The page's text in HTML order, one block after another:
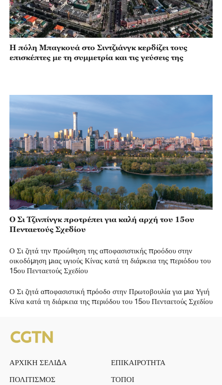
Η πόλη Μπαγκουά στο Σιντζιάνγκ κερδίζει τους
επισκέπτες με τη συμμετρία και τις γεύσεις της
Ο Σι Τζινπίνγκ προτρέπει για καλή αρχή του 15ου
Πενταετούς Σχεδίου
Ο Σι ζητά την προώθηση της αποφασιστικής προόδου στην
οικοδόμηση μιας υγιούς Κίνας κατά τη διάρκεια της περιόδου του
15ου Πενταετούς Σχεδίου
Ο Σι ζητά αποφασιστική πρόοδο στην Πρωτοβουλία για μια Υγιή
Κίνα κατά τη διάρκεια της περιόδου του 15ου Πενταετούς Σχεδίου
ΑΡΧΙΚΗ ΣΕΛΙΔΑ
ΕΠΙΚΑΙΡΟΤΗΤΑ
ΠΟΛΙΤΙΣΜΟΣ
ΤΟΠΟΙ